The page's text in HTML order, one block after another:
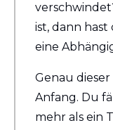
ist, dann
eine
Genau
Anfang. Du
mehr als ein